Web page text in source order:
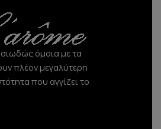
m
όμοια με τα
πλέον μεγαλύτερη
που αγγίζει το